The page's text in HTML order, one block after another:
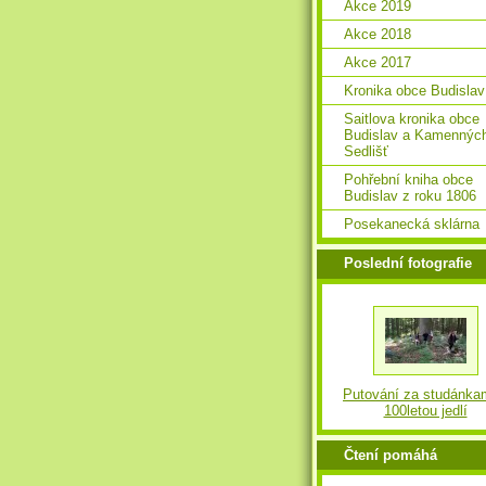
Akce 2019
Akce 2018
Akce 2017
Kronika obce Budislav
Saitlova kronika obce
Budislav a
Sedlišť
Pohřební kniha obce
Budislav z roku 1806
Posekanecká sklárna
Poslední fotografie
Putování za
100letou jedlí
Čtení pomáhá